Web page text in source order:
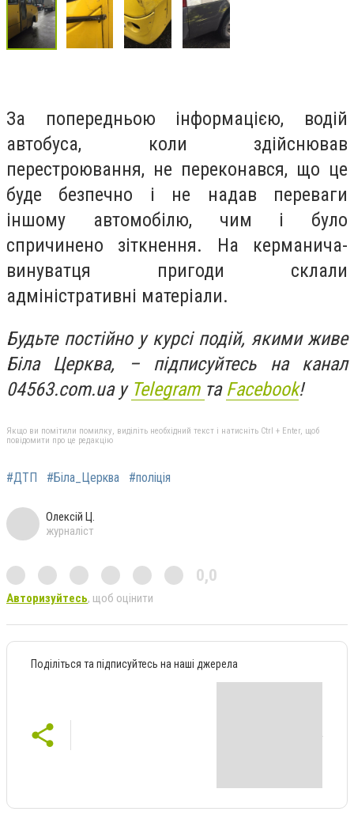
За попередньою інформацією, водій
автобуса, коли здійснював
перестроювання, не переконався, що це
буде безпечно і не надав переваги
іншому автомобілю, чим і було
спричинено зіткнення. На керманича-
винуватця пригоди склали
адміністративні матеріали.
Будьте постійно у курсі подій, якими живе
Біла Церква, – підписуйтесь на канал
04563.com.ua у Telegram та Facebook!
Якщо ви помітили помилку, виділіть необхідний текст і натисніть Ctrl + Enter, щоб
повідомити про це редакцію
#ДТП #Біла_Церква #поліція
Олексій Ц.
журналіст
0,0
Авторизуйтесь, щоб оцінити
Поділіться та підписуйтесь на наші джерела